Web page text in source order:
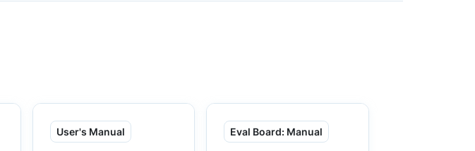
reduction exceeding
25% compared to
discrete
User's Manual Eval Board: Manual